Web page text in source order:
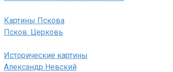
Картины Пскова
Псков. Церковь
Исторические картины
Александр Невский